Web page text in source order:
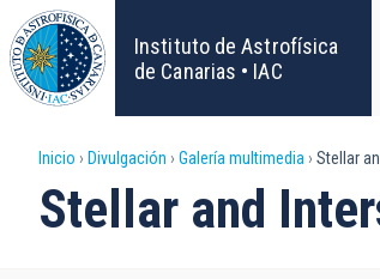
Pasar
al
contenido
principal
Instituto de Astrofísica
de Canarias • IAC
Sobrescribir
enlaces
Inicio Divulgación Galería multimedia Stellar
Stellar and